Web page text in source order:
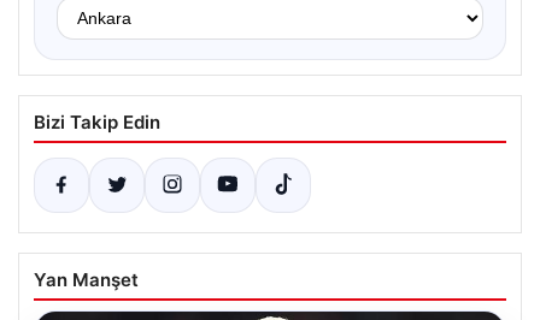
Bizi Takip Edin
Yan Manşet